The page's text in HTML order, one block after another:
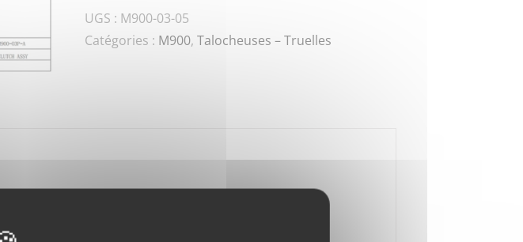
HSPG.W8-
DIN-
UGS : M900-03-05
Catégories : M900, Talocheuses – Truelles